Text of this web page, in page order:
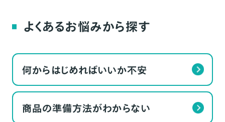
よくあるお悩みから探す
何からはじめればいいか不安
商品の準備方法がわからない